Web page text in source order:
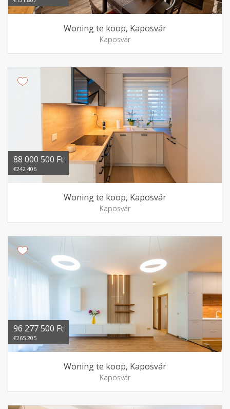
Woning te koop, Kaposvár
Kaposvár
88 000 500 Ft
€242 406
Woning te koop, Kaposvár
Kaposvár
96 277 500 Ft
€265 205
Woning te koop, Kaposvár
Kaposvár